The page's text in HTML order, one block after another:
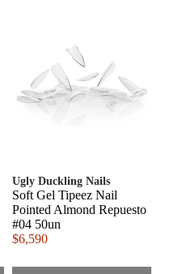
Ugly Duckling Nails
Soft Gel Tipeez Nail
Pointed Almond Repuesto
#04 50un
$6,590